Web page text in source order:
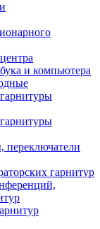
и компьютера
переключатели
гарнитур